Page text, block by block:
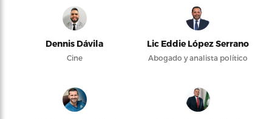
Dennis Dávila
Cine
Lic Eddie López Serrano
Abogado y analista político